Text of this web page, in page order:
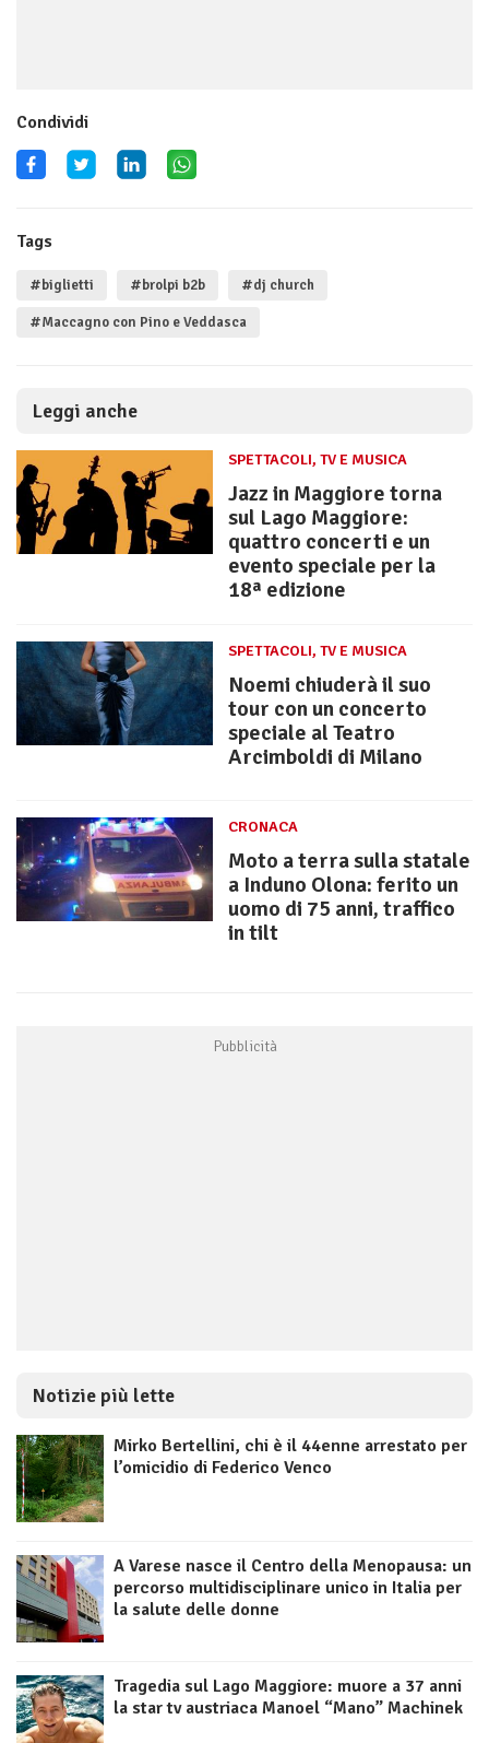
Condividi
Tags
#biglietti #brolpi b2b #dj church
#Maccagno con Pino e Veddasca
Leggi anche
SPETTACOLI, TV E MUSICA
Jazz in Maggiore torna
sul Lago Maggiore:
quattro concerti e un
evento speciale per la
18ª edizione
SPETTACOLI, TV E MUSICA
Noemi chiuderà il suo
tour con un concerto
speciale al Teatro
Arcimboldi di Milano
CRONACA
Moto a terra sulla statale
a Induno Olona: ferito un
uomo di 75 anni, traffico
in tilt
Notizie più lette
Mirko Bertellini, chi è il 44enne arrestato per
l’omicidio di Federico Venco
A Varese nasce il Centro della Menopausa: un
percorso multidisciplinare unico in Italia per
la salute delle donne
Tragedia sul Lago Maggiore: muore a 37 anni
la star tv austriaca Manoel “Mano” Machinek